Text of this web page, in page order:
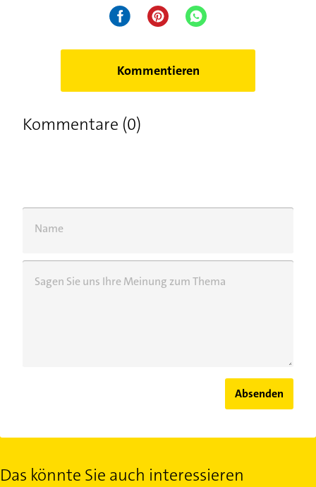
Kommentieren
Kommentare (0)
Name
Sagen Sie uns Ihre Meinung zum Thema
Absenden
Das könnte Sie auch interessieren